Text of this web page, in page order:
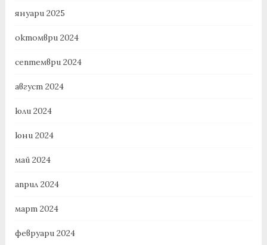
януари 2025
октомври 2024
септември 2024
август 2024
юли 2024
юни 2024
май 2024
април 2024
март 2024
февруари 2024